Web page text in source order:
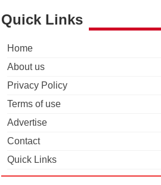
Quick Links
Home
About us
Privacy Policy
Terms of use
Advertise
Contact
Quick Links